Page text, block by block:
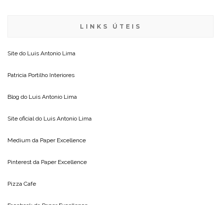
LINKS ÚTEIS
Site do Luis Antonio Lima
Patricia Portilho Interiores
Blog do Luis Antonio Lima
Site oficial do Luis Antonio Lima
Medium da Paper Excellence
Pinterest da Paper Excellence
Pizza Cafe